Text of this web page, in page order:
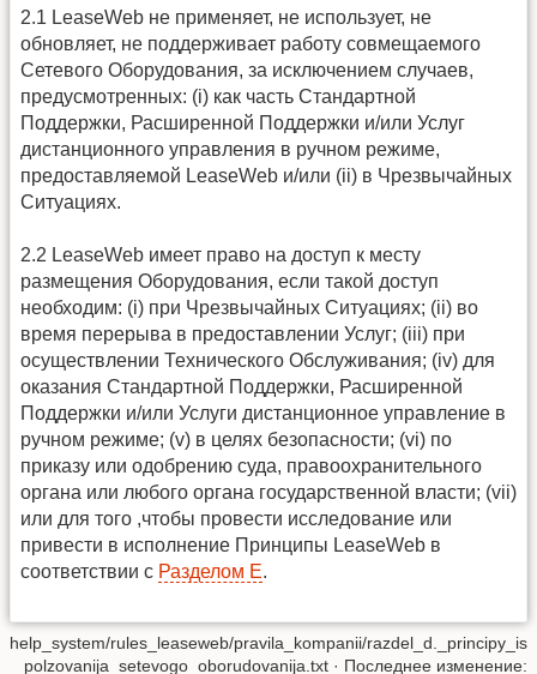
2.1 LeaseWeb не применяет, не использует, не
обновляет, не поддерживает работу совмещаемого
Сетевого Оборудования, за исключением случаев,
предусмотренных: (i) как часть Стандартной
Поддержки, Расширенной Поддержки и/или Услуг
дистанционного управления в ручном режиме,
предоставляемой LeaseWeb и/или (ii) в Чрезвычайных
Ситуациях.
2.2 LeaseWeb имеет право на доступ к месту
размещения Оборудования, если такой доступ
необходим: (i) при Чрезвычайных Ситуациях; (ii) во
время перерыва в предоставлении Услуг; (iii) при
осуществлении Технического Обслуживания; (iv) для
оказания Стандартной Поддержки, Расширенной
Поддержки и/или Услуги дистанционное управление в
ручном режиме; (v) в целях безопасности; (vi) по
приказу или одобрению суда, правоохранительного
органа или любого органа государственной власти; (vii)
или для того ,чтобы провести исследование или
привести в исполнение Принципы LeaseWeb в
соответствии с Разделом Е.
help_system/rules_leaseweb/pravila_kompanii/razdel_d._principy_is
polzovanija_setevogo_oborudovanija.txt · Последнее изменение: